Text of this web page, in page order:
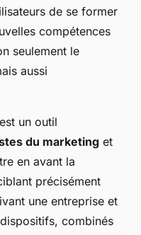
de se former
compétences
seulement le
aussi
un outil
du marketing et
en avant la
précisément
une entreprise et
combinés